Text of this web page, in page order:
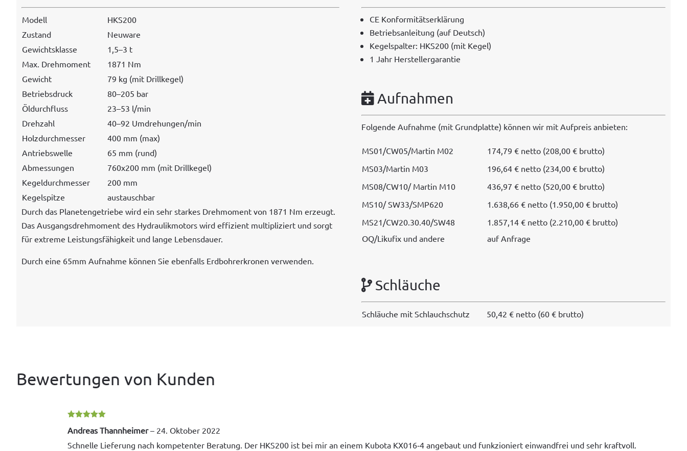
Mod­ell
HKS200
Zus­tand
Neuware
Gewicht­sklasse
1,5–3 t
Max. Drehmo­ment
1871 Nm
Gewicht
79 kg (mit Drillkegel)
Betrieb­s­druck
80–205 bar
Öldurch­fluss
23–53 l/min
Drehzahl
40–92 Umdrehungen/min
Holz­durchmess­er
400 mm (max)
Antrieb­swelle
65 mm (rund)
Abmes­sun­gen
760x200 mm (mit Drillkegel)
Kegel­durchmess­er
200 mm
Kegel­spitze
aus­tauschbar
Durch das Plan­etengetriebe wird ein sehr starkes Drehmo­ment von 1871 Nm erzeugt.
Das Aus­gangs­drehmo­ment des Hydraulik­mo­tors wird effizient mul­ti­pliziert und sorgt
für extreme Leis­tungs­fähigkeit und lange Lebensdauer.
Durch eine 65mm Auf­nahme kön­nen Sie eben­falls Erd­bohrerkro­nen verwenden.
CE Kon­for­mität­serk­lärung
Betrieb­san­leitung (auf Deutsch)
Kegelspal­ter: HKS200 (mit Kegel)
1 Jahr Herstellergarantie
Aufnahmen
Fol­gende Auf­nahme (mit Grund­plat­te) kön­nen wir mit Auf­preis anbieten:
MS01/CW05/Martin M02
174,79 € net­to (208,00 € brutto)
MS03/Martin M03
196,64 € net­to (234,00 € brutto)
MS08/CW10/ Mar­tin M10
436,97 € net­to (520,00 € brutto)
MS10/ SW33/SMP620
1.638,66 € net­to (1.950,00 € brutto)
MS21/CW20.30.40/SW48
1.857,14 € net­to (2.210,00 € brutto)
OQ/Likufix und andere
auf Anfrage
Schläuche
Schläuche mit Schlauchschutz 50,42 € net­to (60 € brutto)
Bewertungen von Kunden
mit5von 5
Andreas Thannheimer– 24. Oktober 2022
Schnelle Liefer­ung nach kom­pe­ten­ter Beratung. Der HKS200 ist bei mir an einem Kub­o­ta KX016‑4 ange­baut und funkzion­iert ein­wand­frei und sehr kraftvoll.